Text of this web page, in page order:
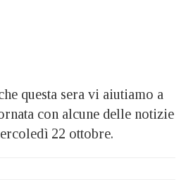
questa sera vi aiutiamo a
con alcune delle notizie
22 ottobre.